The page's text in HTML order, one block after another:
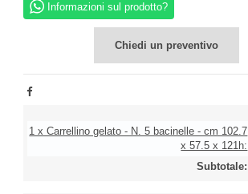
Informazioni sul prodotto?
Chiedi un preventivo
1 x Carrellino gelato - N. 5 bacinelle - cm 102.7
x 57.5 x 121h:
Subtotale: